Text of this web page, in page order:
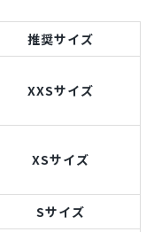
推奨サイズ
XXSサイズ
XSサイズ
Sサイズ